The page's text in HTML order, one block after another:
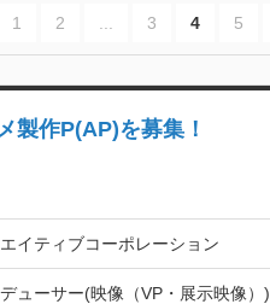
1 2 3 4 5
製作P(AP)を募集！
イティブコーポレーション
ューサー(映像（VP・展示映像）)